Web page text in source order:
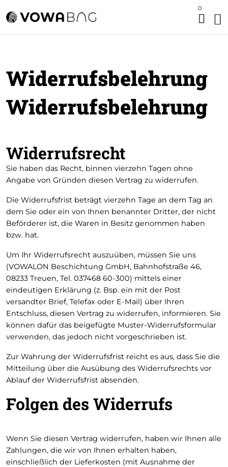
0
Widerrufsbelehrung
Widerrufsbelehrung
Widerrufsrecht
Sie haben das Recht, binnen vierzehn Tagen ohne
Angabe von Gründen diesen Vertrag zu widerrufen.
Die Widerrufsfrist beträgt vierzehn Tage an dem Tag an
dem Sie oder ein von Ihnen benannter Dritter, der nicht
Beförderer ist, die Waren in Besitz genommen haben
bzw. hat.
Um Ihr Widerrufsrecht auszuüben, müssen Sie uns
(VOWALON Beschichtung GmbH, Bahnhofstraße 46,
08233 Treuen, Tel. 037468 60-300) mittels einer
eindeutigen Erklärung (z. Bsp. ein mit der Post
versandter Brief, Telefax oder E-Mail) über Ihren
Entschluss, diesen Vertrag zu widerrufen, informieren. Sie
können dafür das beigefügte Muster-Widerrufsformular
verwenden, das jedoch nicht vorgeschrieben ist.
Zur Wahrung der Widerrufsfrist reicht es aus, dass Sie die
Mitteilung über die Ausübung des Widerrufsrechts vor
Ablauf der Widerrufsfrist absenden.
Folgen des Widerrufs
Wenn Sie diesen Vertrag widerrufen, haben wir Ihnen alle
Zahlungen, die wir von Ihnen erhalten haben,
einschließlich der Lieferkosten (mit Ausnahme der